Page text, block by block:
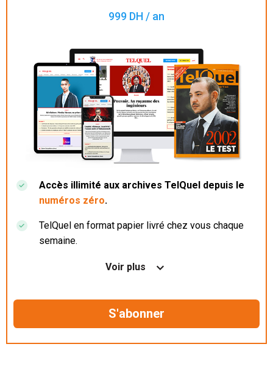
999 DH / an
Accès illimité aux archives TelQuel depuis le
numéros zéro.
TelQuel en format papier livré chez vous chaque
semaine.
Nos articles en illimité sur ordinateur, tablette et
Le magazine TelQuel en numérique avant la sortie
Des informations confidentielles résérvées aux
Voir plus